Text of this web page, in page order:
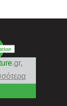
.gr,